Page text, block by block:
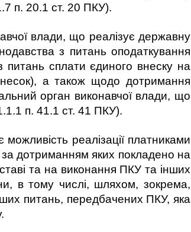
п. 20.1 ст. 20 ПКУ).
влади, що реалізує державну
з питань оподаткування
питань сплати єдиного внеску на
а також щодо дотримання
орган виконавчої влади, що
п. 41.1 ст. 41 ПКУ).
реалізації платниками
за дотриманням яких покладено на
та на виконання ПКУ та інших
в тому числі, шляхом, зокрема,
питань, передбачених ПКУ, яка